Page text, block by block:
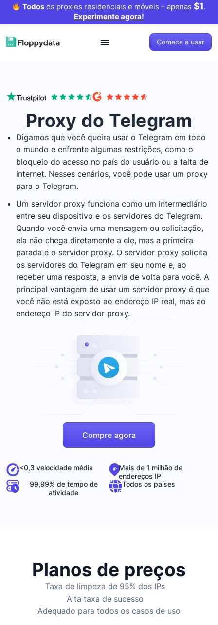
Todos os proxies residenciais e móveis – apenas$1.
Experimente agora!
Comece a usar
Proxy do Telegram
Digamos que você queira usar o Telegram em todo
o mundo e enfrente algumas restrições, como o
bloqueio do acesso no país do usuário ou a falta de
internet. Nesses cenários, você pode usar um proxy
para o Telegram.
Um servidor proxy funciona como um intermediário
entre seu dispositivo e os servidores do Telegram.
Quando você envia uma mensagem ou solicitação,
ela não chega diretamente a ele, mas a primeira
parada é o servidor proxy. O servidor proxy solicita
os servidores do Telegram em seu nome e, ao
receber uma resposta, a envia de volta para você. A
principal vantagem de usar um servidor proxy é que
você não está exposto ao endereço IP real, mas ao
endereço IP do servidor proxy.
Compre agora
<0,3 velocidade média
Mais de 1 milhão de
endereços IP
99,99% de tempo de
atividade
Todos os países
Planos de preços
Taxa de limpeza de 95% dos IPs
Alta taxa de sucesso
Adequado para todos os casos de uso